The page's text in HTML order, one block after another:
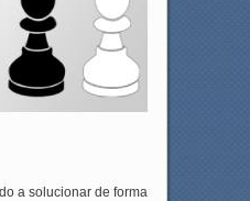
a solucionar de forma